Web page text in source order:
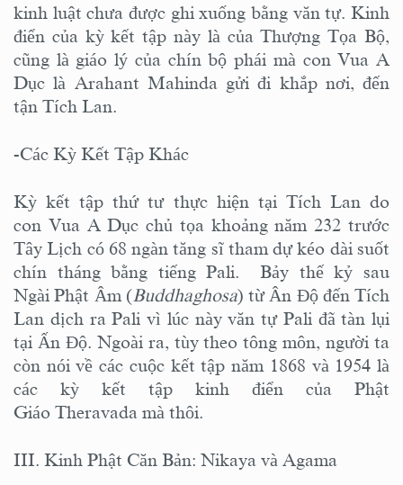
kinh luật chưa được ghi xuống bằng văn tự. Kinh
điển của kỳ kết tập này là của Thượng Tọa Bộ,
cũng là giáo lý của chín bộ phái mà con Vua A
Dục là Arahant Mahinda gửi đi khắp nơi, đến
tận Tích Lan.
-Các Kỳ Kết Tập Khác
Kỳ kết tập thứ tư thực hiện tại Tích Lan do
con Vua A Dục chủ tọa khoảng năm 232 trước
Tây Lịch có 68 ngàn tăng sĩ tham dự kéo dài suốt
chín tháng bằng tiếng Pali. Bảy thế kỷ sau
Ngài Phật Âm (Buddhaghosa) từ Ân Độ đến Tích
Lan dịch ra Pali vì lúc này văn tự Pali đã tàn lụi
tại Ấn Độ. Ngoài ra, tùy theo tông môn, người ta
còn nói về các cuộc kết tập năm 1868 và 1954 là
các kỳ kết tập kinh điển của Phật
Giáo Theravada mà thôi.
III. Kinh Phật Căn Bản: Nikaya và Agama